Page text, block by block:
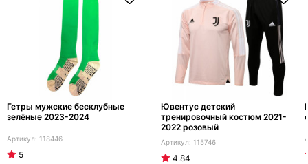
Гетры мужские бесклубные
зелёные 2023-2024
118446
5
Ювентус детский
тренировочный костюм 2021-
2022 розовый
115746
4.84